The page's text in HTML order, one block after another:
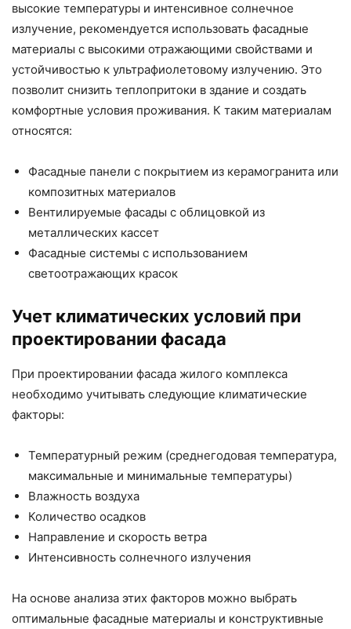
высокие температуры и интенсивное солнечное
излучение, рекомендуется использовать фасадные
материалы с высокими отражающими свойствами и
устойчивостью к ультрафиолетовому излучению. Это
позволит снизить теплопритоки в здание и создать
комфортные условия проживания. К таким материалам
относятся:
Фасадные панели с покрытием из керамогранита или
композитных материалов
Вентилируемые фасады с облицовкой из
металлических кассет
Фасадные системы с использованием
светоотражающих красок
Учет климатических условий при
проектировании фасада
При проектировании фасада жилого комплекса
необходимо учитывать следующие климатические
факторы:
Температурный режим (среднегодовая температура,
максимальные и минимальные температуры)
Влажность воздуха
Количество осадков
Направление и скорость ветра
Интенсивность солнечного излучения
На основе анализа этих факторов можно выбрать
оптимальные фасадные материалы и конструктивные